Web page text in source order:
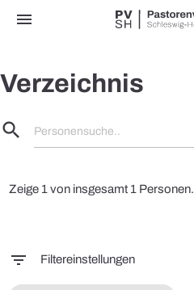
menu
Verzeichnis
search Personensuche..
Zeige 1 von insgesamt 1 Personen.
filter_list Filtereinstellungen